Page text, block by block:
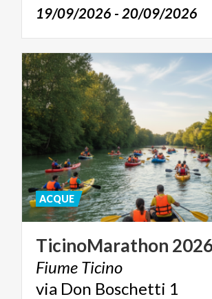
19/09/2026 - 20/09/2026
TicinoMarathon
Fiume Ticino
via Don Boschetti 1
ACQUE